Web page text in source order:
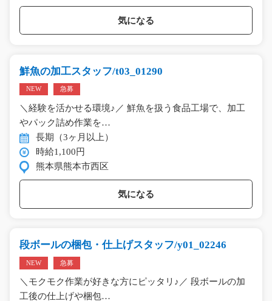
気になる
鮮魚の加工スタッフ/t03_01290
NEW 急募
＼経験を活かせる環境♪／ 鮮魚を扱う食品工場で、加工
やパック詰め作業を…
長期（3ヶ月以上）
時給1,100円
熊本県熊本市西区
気になる
段ボールの梱包・仕上げスタッフ/y01_02246
NEW 急募
＼モクモク作業が好きな方にピッタリ♪／ 段ボールの加
工後の仕上げや梱包…